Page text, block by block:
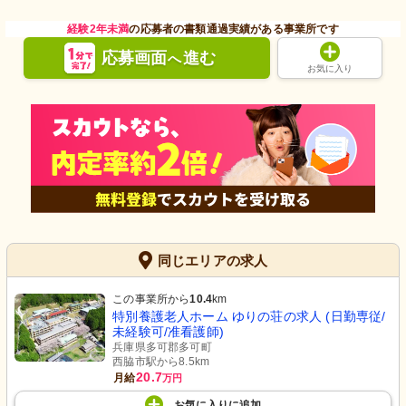
経験2年未満の応募者の書類通過実績がある事業所です
応募画面へ進む
お気に入り
同じエリアの求人
この事業所から10.4km
特別養護老人ホーム ゆりの荘の求人 (日勤専従/
未経験可/准看護師)
兵庫県多可郡多可町
西脇市駅から8.5km
月給20.7万円